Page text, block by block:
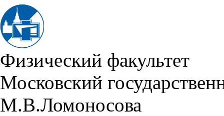
Физический факультет
Московский
М.В.Ломоносова